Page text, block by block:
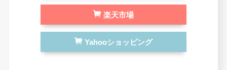
楽天市場
Yahooショッピング